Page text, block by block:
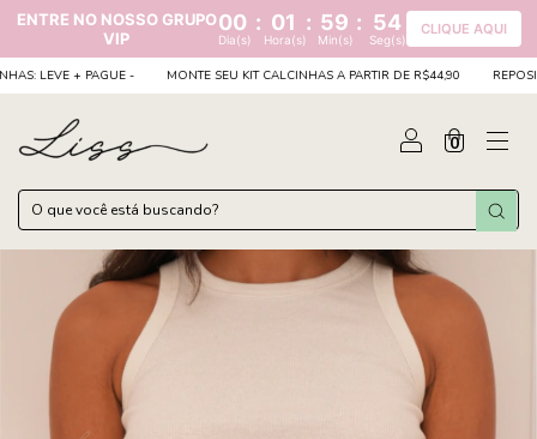
ENTRE NO NOSSO GRUPO
VIP
00 : 01 : 59 : 53
Dia(s) Hora(s) Min(s) Seg(s)
CLIQUE AQUI
+ PAGUE - MONTE SEU KIT CALCINHAS A PARTIR DE R$44,90 REPOSIÇÃO DE
0